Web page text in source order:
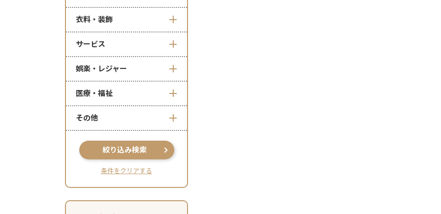
衣料・装飾
サービス
娯楽・レジャー
医療・福祉
その他
絞り込み検索
条件をクリアする